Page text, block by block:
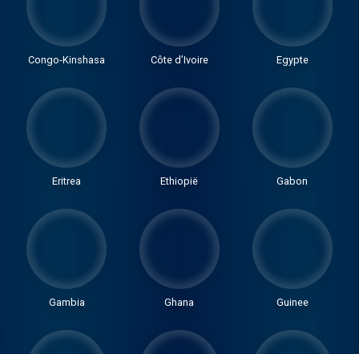
Congo-Kinshasa Côte d’Ivoire Egypte
Eritrea Ethiopië Gabon
Gambia Ghana Guinee